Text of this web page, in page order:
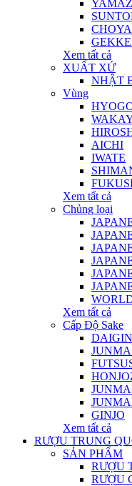
Xem tất cả
XUẤT XỨ
NHẬT
Vùng
AICHI
IWATE
Xem tất cả
Chủng loại
Xem tất cả
Cấp Độ Sake
GINJO
Xem tất cả
RƯỢU TRUNG
SẢN PHẨM
RƯỢU
RƯỢU